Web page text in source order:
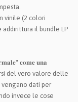
vinile (2 colori
addirittura il bundle LP
𝐜𝐨𝐦𝐞 𝐮𝐧𝐚
del vero valore delle
vengano dati per
invece le cose